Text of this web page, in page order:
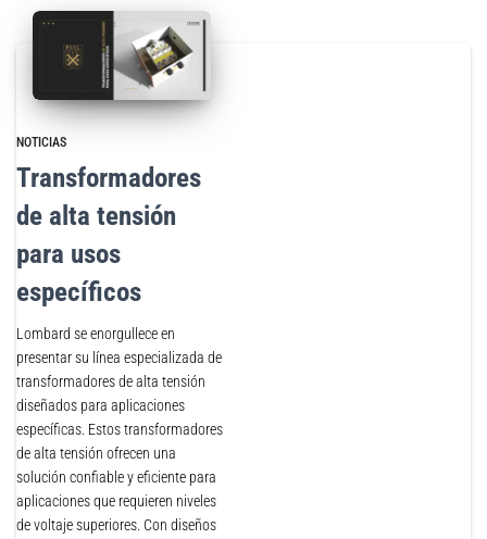
NOTICIAS
Transformadores
de alta tensión
para usos
específicos
Lombard se enorgullece en
presentar su línea especializada de
transformadores de alta tensión
diseñados para aplicaciones
específicas. Estos transformadores
de alta tensión ofrecen una
solución confiable y eficiente para
aplicaciones que requieren niveles
de voltaje superiores. Con diseños